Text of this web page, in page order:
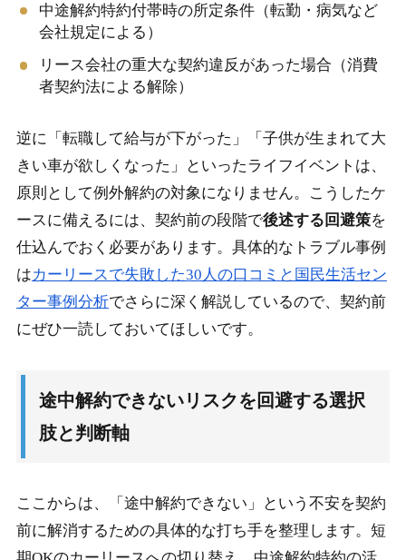
中途解約特約付帯時の所定条件（転勤・病気など
会社規定による）
リース会社の重大な契約違反があった場合（消費
者契約法による解除）
逆に「転職して給与が下がった」「子供が生まれて大
きい車が欲しくなった」といったライフイベントは、
原則として例外解約の対象になりません。こうしたケ
ースに備えるには、契約前の段階で後述する回避策を
仕込んでおく必要があります。具体的なトラブル事例
はカーリースで失敗した30人の口コミと国民生活セン
ター事例分析でさらに深く解説しているので、契約前
にぜひ一読しておいてほしいです。
途中解約できないリスクを回避する選択
肢と判断軸
ここからは、「途中解約できない」という不安を契約
前に解消するための具体的な打ち手を整理します。短